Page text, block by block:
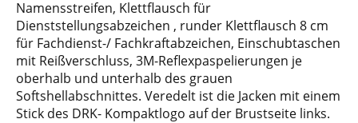
Namensstreifen, Klettflausch für
Dienststellungsabzeichen , runder Klettflausch 8 cm
für Fachdienst-/ Fachkraftabzeichen, Einschubtaschen
mit Reißverschluss, 3M-Reflexpaspelierungen je
oberhalb und unterhalb des grauen
Softshellabschnittes. Veredelt ist die Jacken mit einem
Stick des DRK- Kompaktlogo auf der Brustseite links.